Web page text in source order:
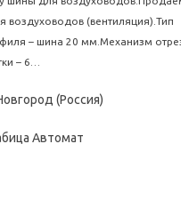
воздуховодов (вентиляция).Тип
– шина 20 мм.Механизм
– 6…
(Россия)
Автомат